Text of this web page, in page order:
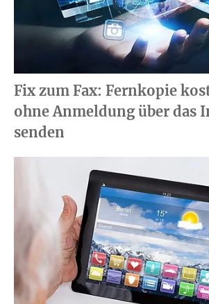
Fix zum Fax: Fernkopie
ohne Anmeldung über das
senden